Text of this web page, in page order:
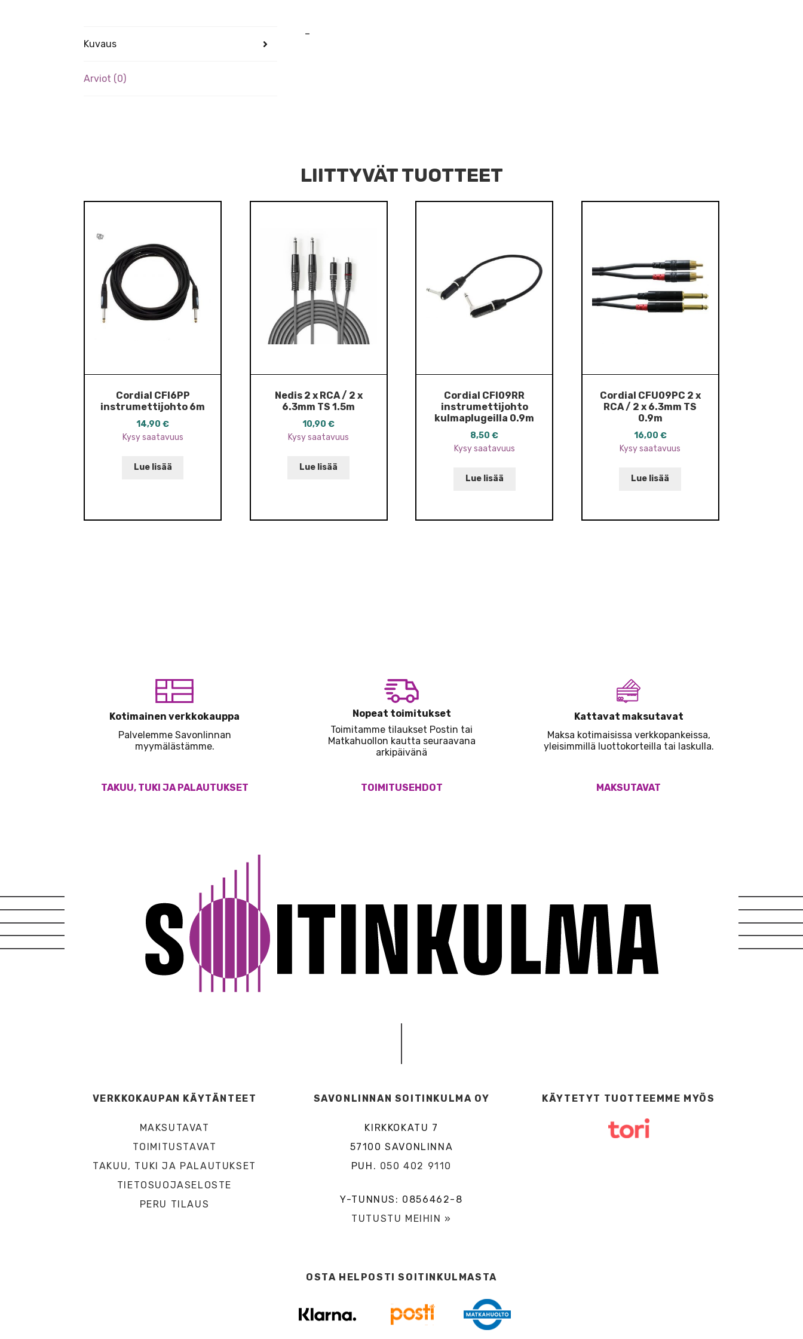
Kuvaus
Arviot (0)
–
LIITTYVÄT TUOTTEET
Cordial CFI6PP
instrumettijohto 6m
14,90€
Kysy saatavuus
Lue lisää
Nedis 2 x RCA / 2 x
6.3mm TS 1.5m
10,90€
Kysy saatavuus
Lue lisää
Cordial CFI09RR
instrumettijohto
kulmaplugeilla 0.9m
8,50€
Kysy saatavuus
Lue lisää
Cordial CFU09PC 2 x
RCA / 2 x 6.3mm TS
0.9m
16,00 €
Kysy saatavuus
Lue lisää
Kotimainen verkkokauppa
Palvelemme Savonlinnan
myymälästämme.
TAKUU, TUKI JA PALAUTUKSET
Nopeat toimitukset
Toimitamme tilaukset Postin tai
Matkahuollon kautta seuraavana
arkipäivänä
TOIMITUSEHDOT
Kattavat maksutavat
Maksa kotimaisissa verkkopankeissa,
yleisimmillä luottokorteilla tai laskulla.
MAKSUTAVAT
VERKKOKAUPAN KÄYTÄNTEET
MAKSUTAVAT
TOIMITUSTAVAT
TAKUU, TUKI JA PALAUTUKSET
TIETOSUOJASELOSTE
PERU TILAUS
SAVONLINNAN SOITINKULMA OY
KIRKKOKATU 7
57100 SAVONLINNA
PUH. 050 402 9110
Y-TUNNUS: 0856462-8
TUTUSTU MEIHIN »
KÄYTETYT TUOTTEEMME MYÖS
OSTA HELPOSTI SOITINKULMASTA